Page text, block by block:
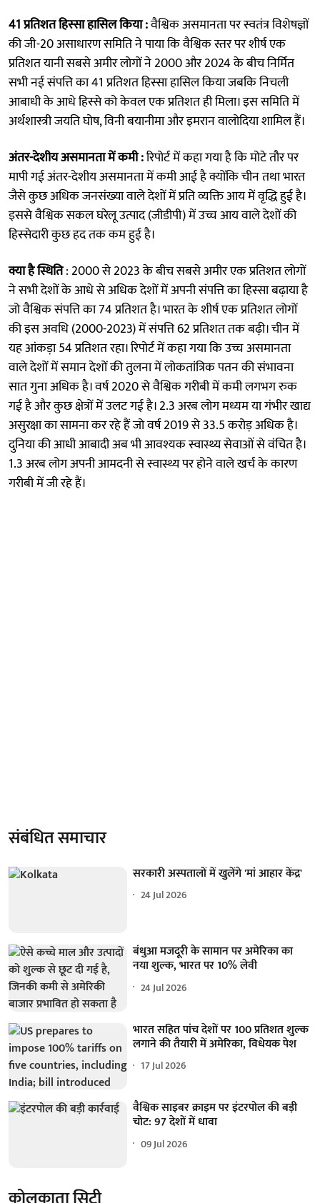
41 प्रतिशत हिस्सा हासिल किया :वैश्विक असमानता पर स्वतंत्र विशेषज्ञों
की जी-20 असाधारण समिति ने पाया कि वैश्विक स्तर पर शीर्ष एक
प्रतिशत यानी सबसे अमीर लोगों ने 2000 और 2024 के बीच निर्मित
सभी नई संपत्ति का 41 प्रतिशत हिस्सा हासिल किया जबकि निचली
आबाधी के आधे हिस्से को केवल एक प्रतिशत ही मिला। इस समिति में
अर्थशास्त्री जयति घोष, विनी बयानीमा और इमरान वालोदिया शामिल हैं।
अंतर-देशीय असमानता में कमी :रिपोर्ट में कहा गया है कि मोटे तौर पर
मापी गई अंतर-देशीय असमानता में कमी आई है क्योंकि चीन तथा भारत
जैसे कुछ अधिक जनसंख्या वाले देशों में प्रति व्यक्ति आय में वृद्धि हुई है।
इससे वैश्विक सकल घरेलू उत्पाद (जीडीपी) में उच्च आय वाले देशों की
हिस्सेदारी कुछ हद तक कम हुई है।
क्या है स्थिति: 2000 से 2023 के बीच सबसे अमीर एक प्रतिशत लोगों
ने सभी देशों के आधे से अधिक देशों में अपनी संपत्ति का हिस्सा बढ़ाया है
जो वैश्विक संपत्ति का 74 प्रतिशत है। भारत के शीर्ष एक प्रतिशत लोगों
की इस अवधि (2000-2023) में संपत्ति 62 प्रतिशत तक बढ़ी। चीन में
यह आंकड़ा 54 प्रतिशत रहा। रिपोर्ट में कहा गया कि उच्च असमानता
वाले देशों में समान देशों की तुलना में लोकतांत्रिक पतन की संभावना
सात गुना अधिक है। वर्ष 2020 से वैश्विक गरीबी में कमी लगभग रुक
गई है और कुछ क्षेत्रों में उलट गई है। 2.3 अरब लोग मध्यम या गंभीर खाद्य
असुरक्षा का सामना कर रहे हैं जो वर्ष 2019 से 33.5 करोड़ अधिक है।
दुनिया की आधी आबादी अब भी आवश्यक स्वास्थ्य सेवाओं से वंचित है।
1.3 अरब लोग अपनी आमदनी से स्वास्थ्य पर होने वाले खर्च के कारण
गरीबी में जी रहे हैं।
संबंधित समाचार
सरकारी अस्पतालों में खुलेंगे 'मां आहार केंद्र'
24 Jul 2026
बंधुआ मजदूरी के सामान पर अमेरिका का
नया शुल्क, भारत पर 10% लेवी
24 Jul 2026
भारत सहित पांच देशों पर 100 प्रतिशत शुल्क
लगाने की तैयारी में अमेरिका, विधेयक पेश
17 Jul 2026
वैश्विक साइबर क्राइम पर इंटरपोल की बड़ी
चोट: 97 देशों में धावा
09 Jul 2026